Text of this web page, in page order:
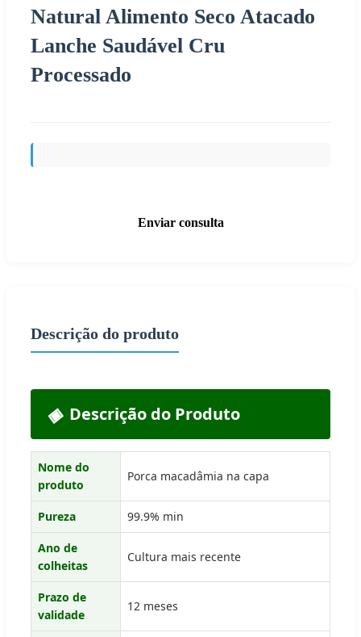
Natural Alimento Seco Atacado
Lanche Saudável Cru
Processado
Enviar consulta
Descrição do produto
Descrição do Produto
Nome do
produto
Porca macadâmia na capa
Pureza 99.9% min
Ano de
colheitas
Cultura mais recente
Prazo de
validade
12 meses